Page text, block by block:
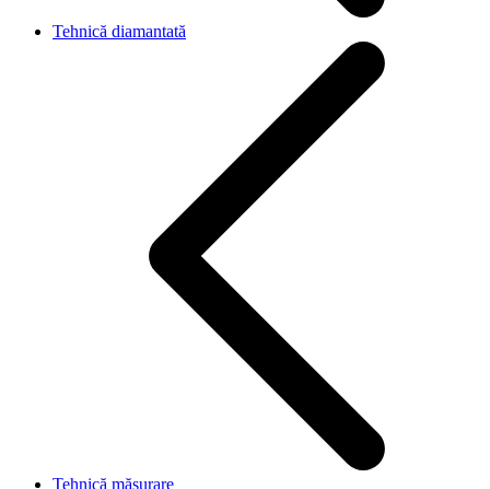
Tehnică diamantată
Tehnică măsurare